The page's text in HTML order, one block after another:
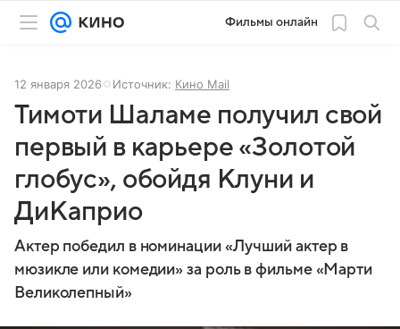
Фильмы онлайн
12 января 2026 Источник: Кино Mail
Тимоти Шаламе получил свой
первый в карьере «Золотой
глобус», обойдя Клуни и
ДиКаприо
Актер победил в номинации «Лучший актер в
мюзикле или комедии» за роль в фильме «Марти
Великолепный»